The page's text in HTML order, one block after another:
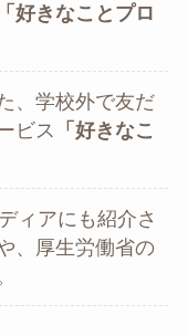
「好きなことプロ
、学校外で友だ
ビス
「好きなこ
ィアにも紹介さ
、厚生労働省の